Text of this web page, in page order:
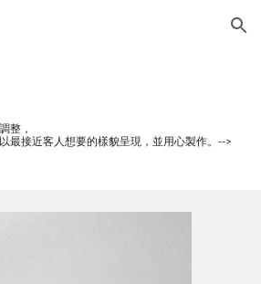
Skip to navigation
整，
最接近客人想要的樣貌呈現，並用心製作。-->